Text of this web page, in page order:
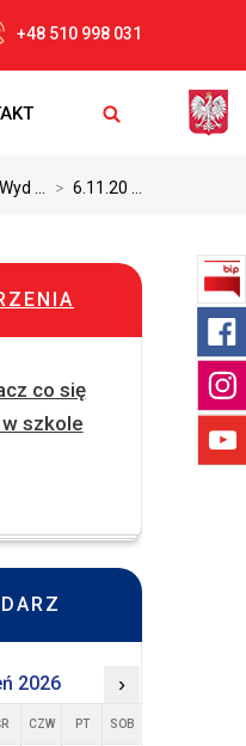
+48 510 998 031
Wyd ... > 6.11.20 ...
co się
szkole
2026 ›
CZW PT SOB